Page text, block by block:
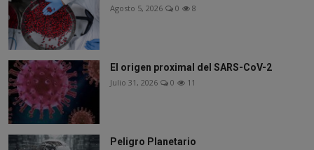
Agosto 5, 2026 0 8
El origen proximal del SARS-CoV-2
Julio 31, 2026 0 11
Peligro Planetario